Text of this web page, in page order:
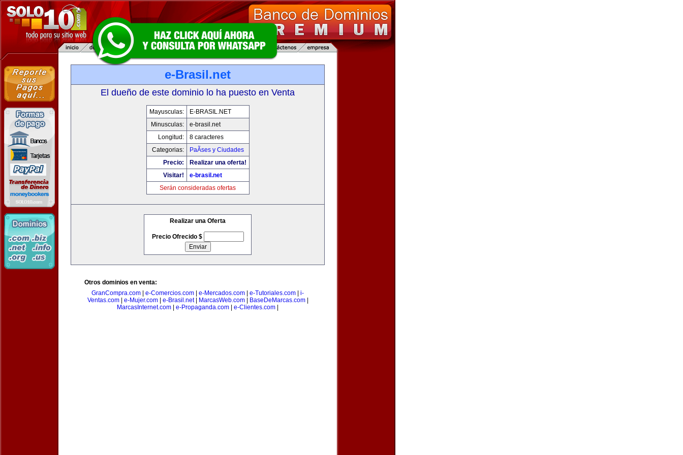
e-Brasil.net
El dueño de este dominio lo ha puesto en Venta
Mayusculas:
E-BRASIL.NET
Minusculas:
e-brasil.net
Longitud:
8 caracteres
Categorias:
PaÃ­ses y Ciudades
Precio:
Realizar una oferta!
Visitar!
e-brasil.net
Serán consideradas ofertas
Realizar una Oferta
Precio Ofrecido $
Otros dominios en venta:
GranCompra.com
e-Comercios.com e-Mercados.com e-Tutoriales.com
i-
Ventas.com| e-Mujer.com| e-Brasil.net| MarcasWeb.com| BaseDeMarcas.com|
MarcasInternet.com
e-Propaganda.com e-Clientes.com